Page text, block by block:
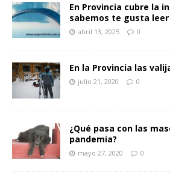
En Provincia cubre la
sabemos te gusta leer
abril 13, 2025 0
En la Provincia las
julio 21, 2020 0
¿Qué pasa con las
pandemia?
mayo 27, 2020 0